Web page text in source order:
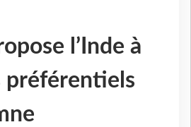
l’Inde à
préférentiels